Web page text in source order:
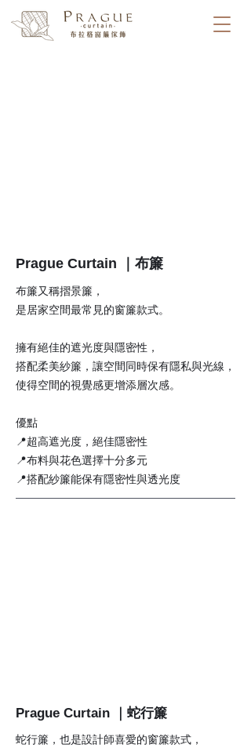
Prague Curtain ｜布簾
布簾又稱摺景簾，
是居家空間最常見的窗簾款式。
擁有絕佳的遮光度與隱密性，
搭配柔美紗簾，讓空間同時保有隱私與光線，
使得空間的視覺感更增添層次感。
優點
📍超高遮光度，絕佳隱密性
📍布料與花色選擇十分多元
📍搭配紗簾能保有隱密性與透光度
Prague Curtain ｜蛇行簾
蛇行簾，也是設計師喜愛的窗簾款式，